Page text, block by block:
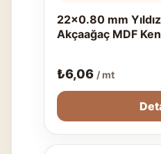
22x0.80 mm
Akçaağaç MDF
₺6,06 / mt